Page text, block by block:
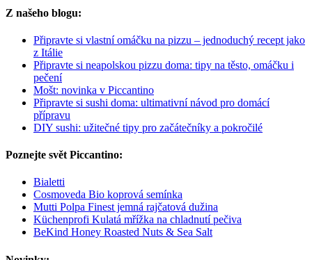
Z našeho blogu:
Připravte si vlastní omáčku na pizzu – jednoduchý recept jako
z Itálie
Připravte si neapolskou pizzu doma: tipy na těsto, omáčku i
pečení
Mošt: novinka v Piccantino
Připravte si sushi doma: ultimativní návod pro domácí
přípravu
DIY sushi: užitečné tipy pro začátečníky a pokročilé
Poznejte svět Piccantino:
Bialetti
Cosmoveda Bio koprová semínka
Mutti Polpa Finest jemná rajčatová dužina
Küchenprofi Kulatá mřížka na chladnutí pečiva
BeKind Honey Roasted Nuts & Sea Salt